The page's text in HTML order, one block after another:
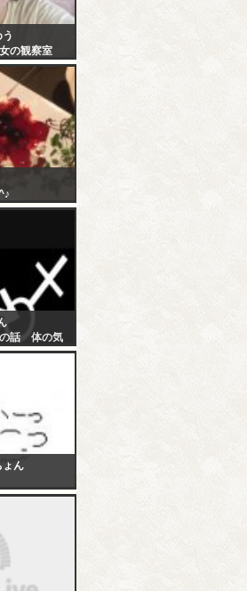
の観察室
話 体の気
ょん